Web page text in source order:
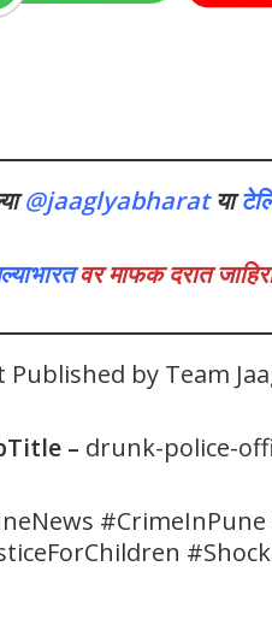
@jaaglyabharatया
वर माफक दरात
Published by Team
– drunk-police-